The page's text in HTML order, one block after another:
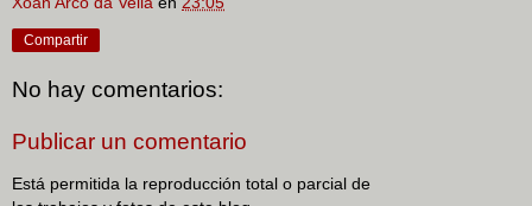
Compartir
No hay comentarios:
Publicar un comentario
Está permitida la reproducción total o parcial de